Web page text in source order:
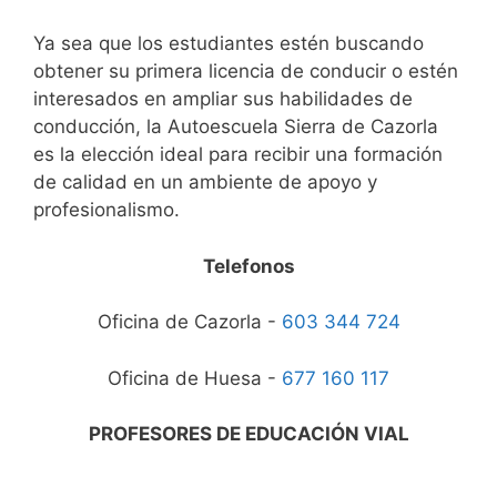
Ya sea que los estudiantes estén buscando
obtener su primera licencia de conducir o estén
interesados en ampliar sus habilidades de
conducción, la Autoescuela Sierra de Cazorla
es la elección ideal para recibir una formación
de calidad en un ambiente de apoyo y
profesionalismo.
Telefonos
Oficina de Cazorla - 603 344 724
Oficina de Huesa - 677 160 117
PROFESORES DE EDUCACIÓN VIAL